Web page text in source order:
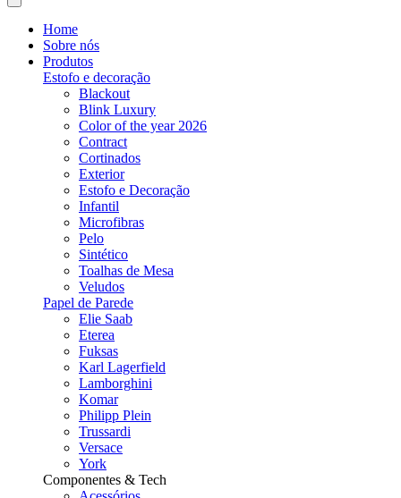
Home
Sobre nós
Produtos
Estofo e decoração
Blackout
Blink Luxury
Color of the year 2026
Contract
Cortinados
Exterior
Estofo e Decoração
Infantil
Microfibras
Pelo
Sintético
Toalhas de Mesa
Veludos
Papel de Parede
Elie Saab
Eterea
Fuksas
Karl Lagerfield
Lamborghini
Komar
Philipp Plein
Trussardi
Versace
York
Componentes & Tech